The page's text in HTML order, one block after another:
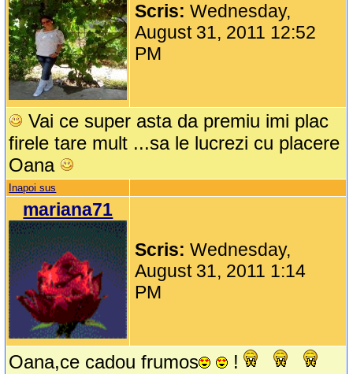
Scris:Wednesday,
August 31, 2011 12:52
PM
Vai ce super asta da premiu imi plac
firele tare mult ...sa le lucrezi cu placere
Oana
Inapoi sus
mariana71
Scris:Wednesday,
August 31, 2011 1:14
PM
Oana,ce cadou frumos !